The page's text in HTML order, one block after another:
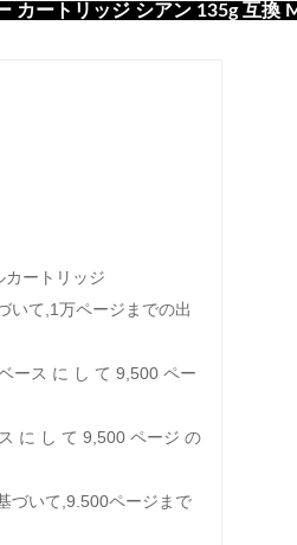
カートリッジ シアン 135g 互換
カートリッジ
いて,1万ページまでの出
ース に し て 9,500 ペー
に し て 9,500 ページ の
づいて,9.500ページまで